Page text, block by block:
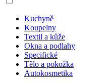
Kuchyně
Koupelny
Textil a kůže
Okna a podlahy
Specifické
Tělo a pokožka
Autokosmetika